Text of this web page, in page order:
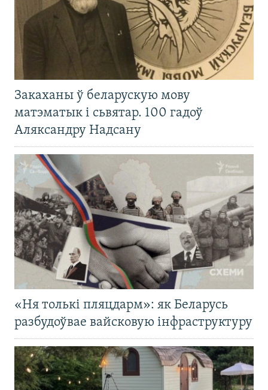
Закаханы ў беларускую мову
матэматык і сьвятар. 100 гадоў
Аляксандру Надсану
«Ня толькі пляцдарм»: як Беларусь
разбудоўвае вайсковую інфраструктуру